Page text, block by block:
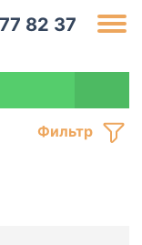
82 37
Фильтр